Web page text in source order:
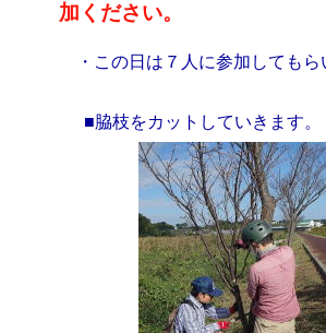
加ください。
・この日は７人に参加してもら
■脇枝をカットしていきます。